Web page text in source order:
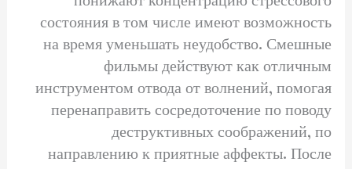
состояния в том числе имеют возможность
на время уменьшать неудобство. Смешные
фильмы действуют как отличным
инструментом отвода от волнений, помогая
перенаправить сосредоточение по поводу
деструктивных соображений, по
направлению к приятные аффекты. После